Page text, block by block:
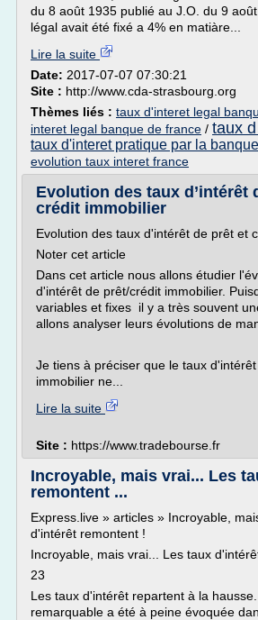
du 8 août 1935 publié au J.O. du 9
légal avait été fixé a 4% en matiàre...
Lire la suite
Date: 2017-07-07 07:30:21
Site : http://www.cda-strasbourg.org
Thèmes liés : taux d'interet legal
interet legal banque de france / taux
taux d'interet pratique par la
evolution taux interet france
Evolution des taux d’intérêt
crédit immobilier
Evolution des taux d'intérêt de prêt et
Noter cet article
Dans cet article nous allons étudier
d'intérêt de prêt/crédit immobilier.
variables et fixes il y a très souvent
allons analyser leurs évolutions de
Je tiens à préciser que le taux
immobilier ne...
Lire la suite
Site : https://www.tradebourse.fr
Incroyable, mais vrai... Les
remontent ...
Express.live » articles » Incroyable,
d'intérêt remontent !
Incroyable, mais vrai... Les taux
23
Les taux d'intérêt repartent à la
remarquable a été à peine évoquée